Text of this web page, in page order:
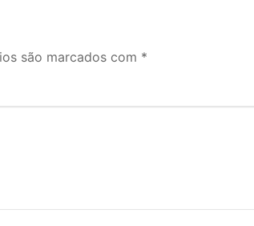
são marcados com *